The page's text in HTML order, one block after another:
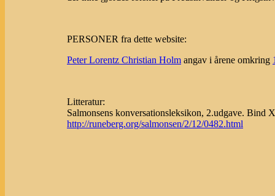
PERSONER fra dette website:
Peter Lorentz Christian Holm angav i årene omkring
Litteratur:
Salmonsens konversationsleksikon, 2.udgave. Bind
http://runeberg.org/salmonsen/2/12/0482.html